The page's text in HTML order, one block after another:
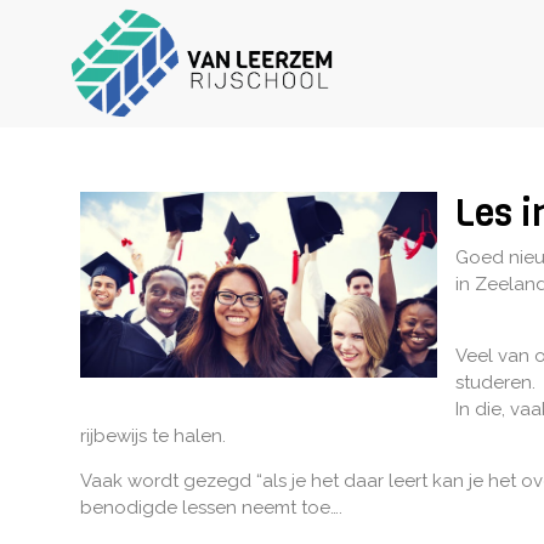
Les
Goed
in
Veel van
studeren.
In die,
rijbewijs te halen.
Vaak wordt gezegd “als je het daar leert kan je het
benodigde lessen neemt toe….